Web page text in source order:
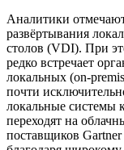
Аналитики
развёртывания
столов (VDI). При
редко встречает
локальных (on-
почти
локальные системы
переходят на
поставщиков